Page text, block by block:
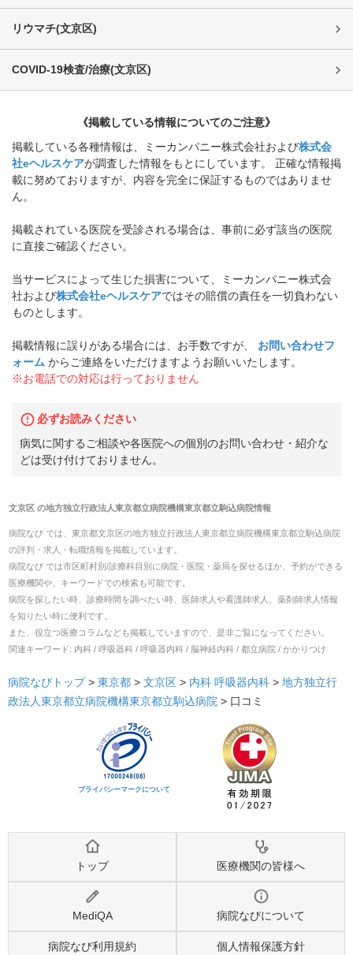
リウマチ(文京区)
COVID-19検査/治療(文京区)
《掲載している情報についてのご注意》
掲載している各種情報は、ミーカンパニー株式会社および株式会
社eヘルスケアが調査した情報をもとにしています。 正確な情報掲
載に努めておりますが、内容を完全に保証するものではありませ
ん。
掲載されている医院を受診される場合は、事前に必ず該当の医院
に直接ご確認ください。
当サービスによって生じた損害について、ミーカンパニー株式会
社および株式会社eヘルスケアではその賠償の責任を一切負わない
ものとします。
掲載情報に誤りがある場合には、お手数ですが、
お問い合わせフ
ォーム からご連絡をいただけますようお願いいたします。
※お電話での対応は行っておりません
必ずお読みください
病気に関するご相談や各医院への個別のお問い合わせ・紹介な
どは受け付けておりません。
文京区の地方独立行政法人東京都立病院機構東京都立駒込病院情報
病院なび では、 東京都文京区の地方独立行政法人東京都立病院機構東京都立駒込病院
の評判・求人・転職情報を掲載しています。
病院なび では市区町村別/診療科目別に病院・医院・薬局を探せるほか、予約ができる
医療機関や、キーワードでの検索も可能です。
病院を探したい時、診療時間を調べたい時、医師求人や看護師求人、薬剤師求人情報
を知りたい時に便利です。
また、役立つ医療コラムなども掲載していますので、是非ご覧になってください。
関連キーワード: 内科 / 呼吸器科 / 呼吸器内科 / 脳神経内科 / 都立病院 / かかりつけ
病院なびトップ > 東京都 > 文京区 > 内科 呼吸器内科 > 地方独立行
政法人東京都立病院機構東京都立駒込病院 > 口コミ
プライバシーマークについて
トップ 医療機関の皆様へ
MediQA 病院なびについて
病院なび利用規約 個人情報保護方針